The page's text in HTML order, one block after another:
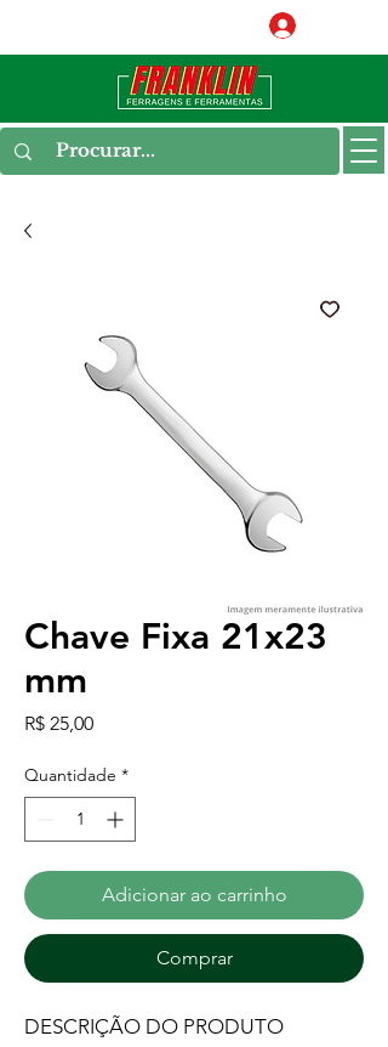
Chave Fixa 21x23
mm
R$ 25,00Preço
Quantidade *
Adicionar ao carrinho
Comprar
DESCRIÇÃO DO PRODUTO